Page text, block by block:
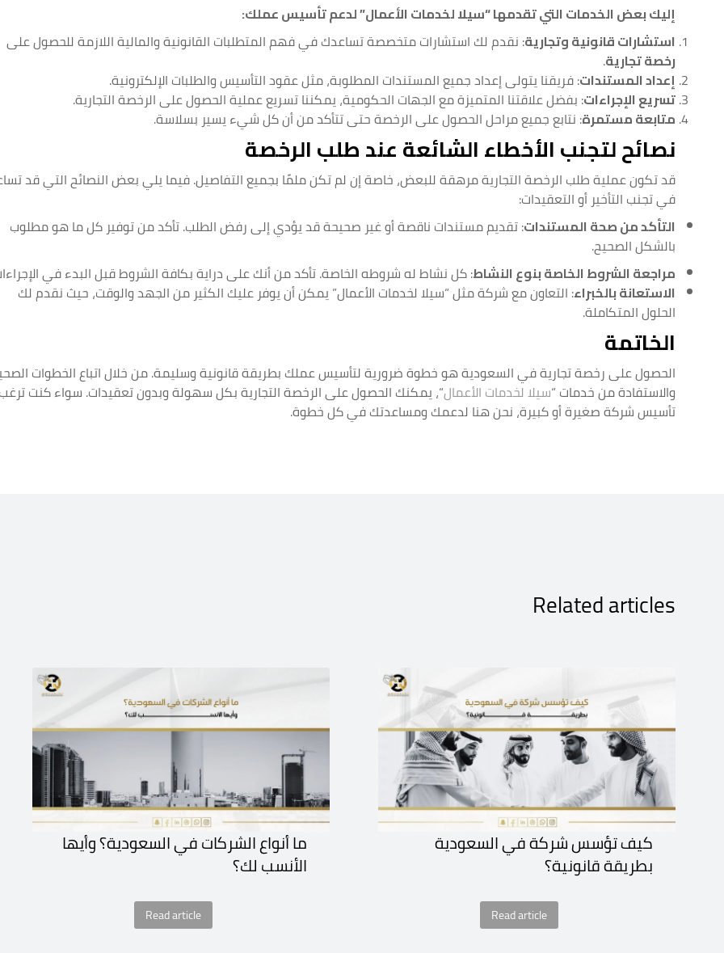
إليك بعض الخدمات التي تقدمها “سيلا لخدمات الأعمال” لدعم تأسيس عملك:
استشارات قانونية وتجارية: نقدم لك استشارات متخصصة تساعدك في فهم المتطلبات القانونية والمالية اللازمة للحصول على
رخصة تجارية.
إعداد المستندات: فريقنا يتولى إعداد جميع المستندات المطلوبة، مثل عقود التأسيس والطلبات الإلكترونية.
تسريع الإجراءات: بفضل علاقتنا المتميزة مع الجهات الحكومية، يمكننا تسريع عملية الحصول على الرخصة التجارية.
متابعة مستمرة: نتابع جميع مراحل الحصول على الرخصة حتى تتأكد من أن كل شيء يسير بسلاسة.
نصائح لتجنب الأخطاء الشائعة عند طلب الرخصة
قد تكون عملية طلب الرخصة التجارية مرهقة للبعض، خاصة إن لم تكن ملمًا بجميع التفاصيل. فيما يلي بعض النصائح التي قد
في تجنب التأخير أو التعقيدات:
التأكد من صحة المستندات: تقديم مستندات ناقصة أو غير صحيحة قد يؤدي إلى رفض الطلب. تأكد من توفير كل ما هو مطلوب
بالشكل الصحيح.
مراجعة الشروط الخاصة بنوع النشاط: كل نشاط له شروطه الخاصة. تأكد من أنك على دراية بكافة الشروط قبل البدء في
الاستعانة بالخبراء: التعاون مع شركة مثل “سيلا لخدمات الأعمال” يمكن أن يوفر عليك الكثير من الجهد والوقت، حيث نقدم لك
الحلول المتكاملة.
الخاتمة
الحصول على رخصة تجارية في السعودية هو خطوة ضرورية لتأسيس عملك بطريقة قانونية وسليمة. من خلال اتباع الخطوات
والاستفادة من خدمات “سيلا لخدمات الأعمال“، يمكنك الحصول على الرخصة التجارية بكل سهولة وبدون تعقيدات. سواء كنت
تأسيس شركة صغيرة أو كبيرة، نحن هنا لدعمك ومساعدتك في كل خطوة.
Related articles
كيف تؤسس شركة في السعودية
بطريقة قانونية؟
Read article
ما أنواع الشركات في السعودية؟ وأيها
الأنسب لك؟
Read article